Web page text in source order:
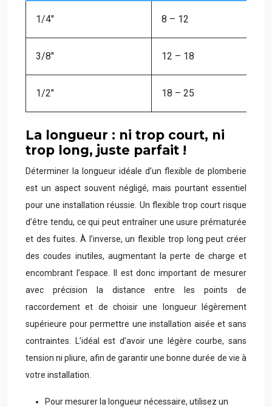
1/4″ 8 – 12
3/8″ 12 – 18
1/2″ 18 – 25
La longueur : ni trop court, ni
trop long, juste parfait !
Déterminer la longueur idéale d’un flexible de plomberie
est un aspect souvent négligé, mais pourtant essentiel
pour une installation réussie. Un flexible trop court risque
d’être tendu, ce qui peut entraîner une usure prématurée
et des fuites. À l’inverse, un flexible trop long peut créer
des coudes inutiles, augmentant la perte de charge et
encombrant l’espace. Il est donc important de mesurer
avec précision la distance entre les points de
raccordement et de choisir une longueur légèrement
supérieure pour permettre une installation aisée et sans
contraintes. L’idéal est d’avoir une légère courbe, sans
tension ni pliure, afin de garantir une bonne durée de vie à
votre installation.
Pour mesurer la longueur nécessaire, utilisez un